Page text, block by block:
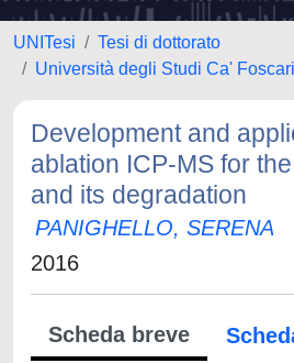
UNITesi
Tesi di dottorato
Università degli Studi Ca'
Development and
ablation ICP-MS for
and its degradation
PANIGHELLO, SERENA
2016
Scheda breve